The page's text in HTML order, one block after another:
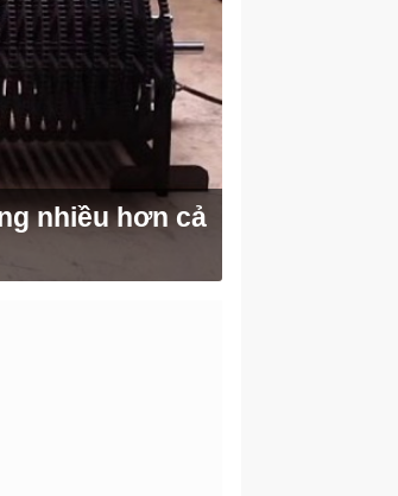
nhiều hơn cả